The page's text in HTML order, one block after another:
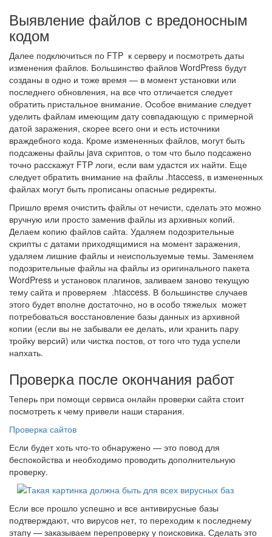
Выявление файлов с вредоносным
кодом
Далее подключиться по FTP к серверу и посмотреть даты
изменения файлов. Большинство файлов WordPress будут
созданы в одно и тоже время — в момент установки или
последнего обновления, на все что отличается следует
обратить пристальное внимание. Особое внимание следует
уделить файлам имеющим дату совпадающую с примерной
датой заражения, скорее всего они и есть источники
враждебного кода. Кроме измененных файлов, могут быть
подсажены файлы java скриптов, о том что было подсажено
точно расскажут FTP логи, если вам удастся их найти. Еще
следует обратить внимание на файлы .htaccess, в измененных
файлах могут быть прописаны опасные редиректы.
Пришло время очистить файлы от нечисти, сделать это можно
вручную или просто заменив файлы из архивных копий.
Делаем копию файлов сайта. Удаляем подозрительные
скрипты с датами приходящимися на момент заражения,
удаляем лишние файлы и неиспользуемые темы. Заменяем
подозрительные файлы на файлы из оригинального пакета
WordPress и установок плагинов, заливаем заново текущую
тему сайта и проверяем .htaccess. В большинстве случаев
этого будет вполне достаточно, но в особо тяжелых может
потребоваться восстановление базы данных из архивной
копии (если вы не забывали ее делать, или хранить пару
тройку версий) или чистка постов, от того что туда успели
напхать.
Проверка после окончания работ
Теперь при помощи сервиса онлайн проверки сайта стоит
посмотреть к чему привели наши старания.
Проверка сайтов
Если будет хоть что-то обнаружено — это повод для
беспокойства и необходимо проводить дополнительную
проверку.
Если все прошло успешно и все антивирусные базы
подтверждают, что вирусов нет, то переходим к последнему
этапу — заказываем перепроверку у поисковика. Сделать это